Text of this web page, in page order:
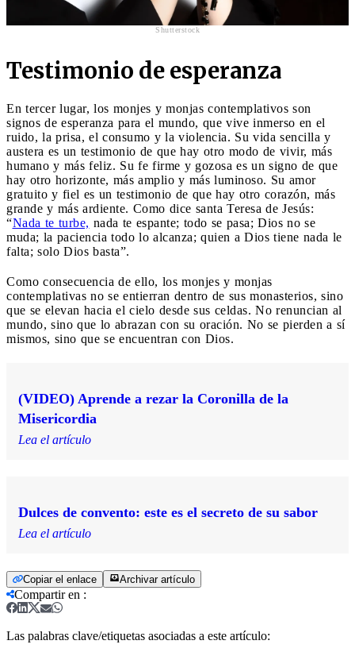
Shutterstock
Testimonio de esperanza
En tercer lugar, los monjes y monjas contemplativos son
signos de esperanza para el mundo, que vive inmerso en el
ruido, la prisa, el consumo y la violencia. Su vida sencilla y
austera es un testimonio de que hay otro modo de vivir, más
humano y más feliz. Su fe firme y gozosa es un signo de que
hay otro horizonte, más amplio y más luminoso. Su amor
gratuito y fiel es un testimonio de que hay otro corazón, más
grande y más ardiente. Como dice santa Teresa de Jesús:
“Nada te turbe, nada te espante; todo se pasa; Dios no se
muda; la paciencia todo lo alcanza; quien a Dios tiene nada le
falta; solo Dios basta”.
Como consecuencia de ello, los monjes y monjas
contemplativas no se entierran dentro de sus monasterios, sino
que se elevan hacia el cielo desde sus celdas. No renuncian al
mundo, sino que lo abrazan con su oración. No se pierden a sí
mismos, sino que se encuentran con Dios.
(VIDEO) Aprende a rezar la Coronilla de la
Misericordia
Lea el artículo
Dulces de convento: este es el secreto de su sabor
Lea el artículo
Copiar el enlace Archivar artículo
Compartir en :
Las palabras clave/etiquetas asociadas a este artículo: